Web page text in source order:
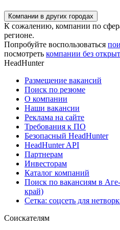
Компании в других городах
К сожалению, компании по
регионе.
Попробуйте воспользоваться
посмотреть компании без
HeadHunter
Размещение вакансий
Поиск по резюме
О компании
Наши вакансии
Реклама на сайте
Требования к ПО
Безопасный HeadHunter
HeadHunter API
Партнерам
Инвесторам
Каталог компаний
Поиск по вакансиям в
край)
Сетка: соцсеть для
Соискателям